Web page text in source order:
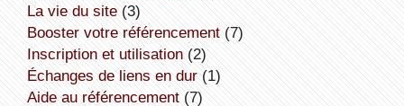
la vie du site(3)
booster votre référencement(7)
inscription et utilisation(2)
échanges de liens en dur(1)
aide au référencement(7)